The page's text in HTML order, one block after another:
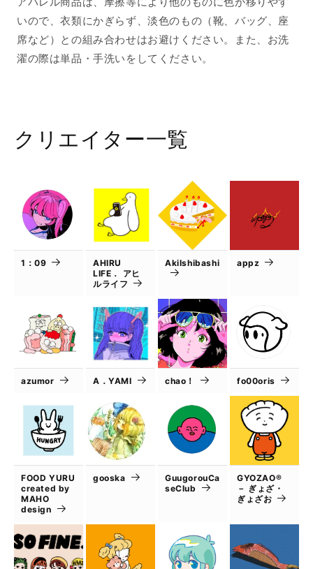
いので、衣類にかぎらず、淡色のもの（靴、バッグ、座
席など）との組み合わせはお避けください。また、お洗
濯の際は単品・手洗いをしてください。
クリエイター一覧
1：09
AHIRU
LIFE． アヒ
ルライフ
AkiIshibashi appz
azumor A．YAMI chao！ fo00oris
FOOD YURU
created by
MAHO
design
gooska
GuugorouCa
seClub
GYOZAO®
－ ぎょざ・
ぎょざお